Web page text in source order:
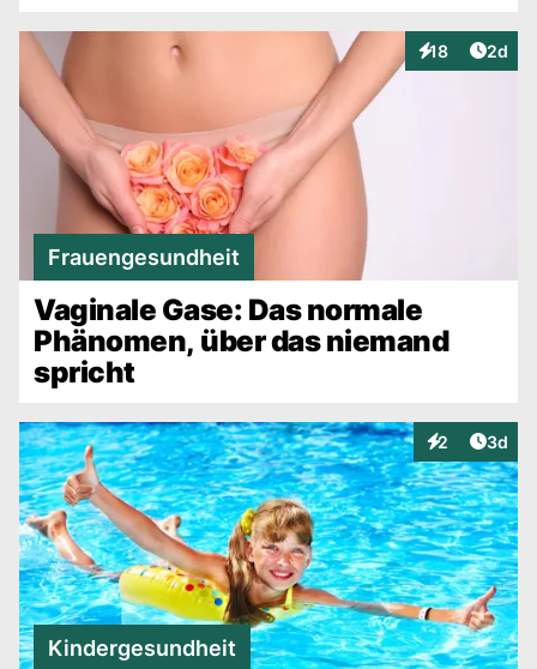
18
Interaktionen
2d
Frauengesundheit
Vaginale Gase: Das normale
Phänomen, über das niemand
spricht
2
Interaktionen
3d
Kindergesundheit